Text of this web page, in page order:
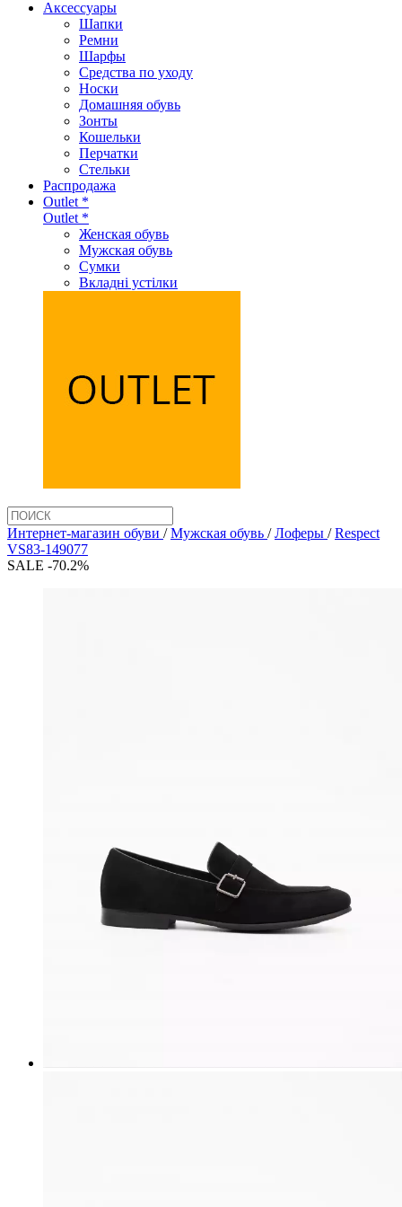
Аксеcсуары
Шапки
Ремни
Шарфы
Средства по уходу
Носки
Домашняя обувь
Зонты
Кошельки
Перчатки
Стельки
Распродажа
Outlet *
Outlet *
Женская обувь
Мужская обувь
Сумки
Вкладні устілки
Интернет-магазин обуви /Мужская обувь /Лоферы /Respect
VS83-149077
SALE -70.2%